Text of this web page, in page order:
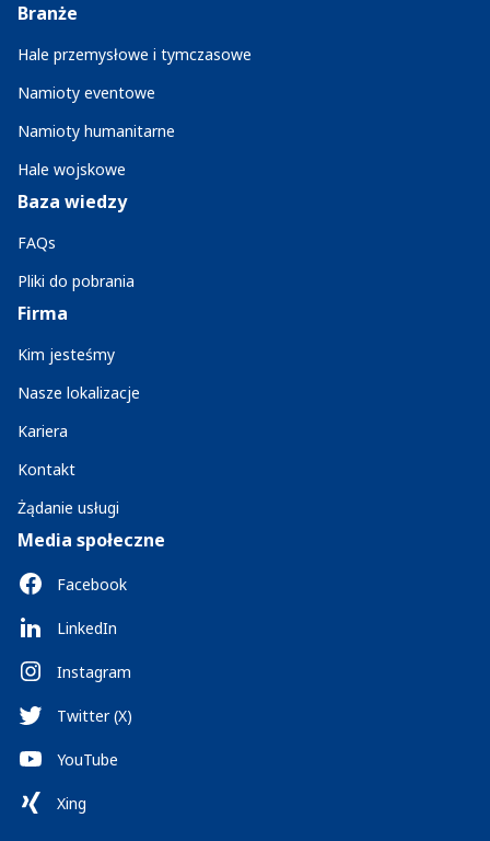
Branże
Hale przemysłowe i tymczasowe
Namioty eventowe
Namioty humanitarne
Hale wojskowe
Baza wiedzy
FAQs
Pliki do pobrania
Firma
Kim jesteśmy
Nasze lokalizacje
Kariera
Kontakt
Żądanie usługi
Media społeczne
Facebook
LinkedIn
Instagram
Twitter (X)
YouTube
Xing